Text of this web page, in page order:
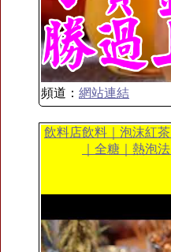
頻道： 網站連結
飲料店飲料｜泡沫紅
｜全糖｜熱泡